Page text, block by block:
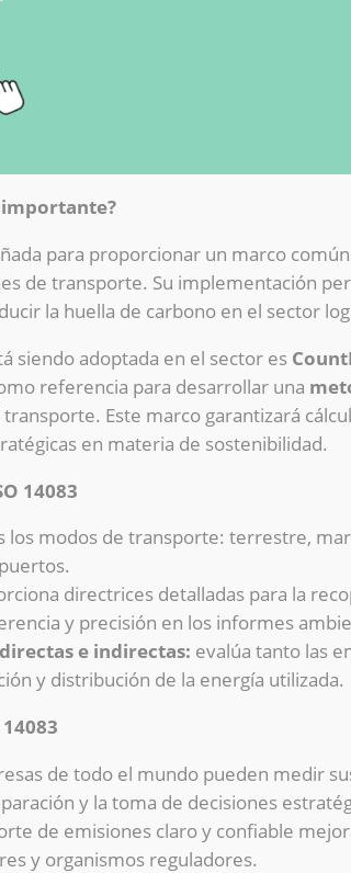
importante?
para proporcionar un marco
de transporte. Su implementación
la huella de carbono en el sector
siendo adoptada en el sector es
referencia para desarrollar una
Este marco garantizará
en materia de sostenibilidad.
14083
los modos de transporte: terrestre,
directrices detalladas para la
y precisión en los informes
e indirectas: evalúa tanto las
y distribución de la energía utilizada.
de todo el mundo pueden medir
y la toma de decisiones
de emisiones claro y confiable
y organismos reguladores.